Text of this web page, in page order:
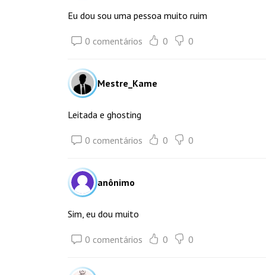
Eu dou sou uma pessoa muito ruim
0 comentários 0 0
Mestre_Kame
Leitada e ghosting
0 comentários 0 0
anônimo
Sim, eu dou muito
0 comentários 0 0